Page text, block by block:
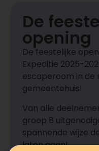
De
opening
De feestelijke
Expeditie 2025-
escaperoom in de
gemeentehuis!
Van alle
groep 8
spannende wijze
laten gaan!